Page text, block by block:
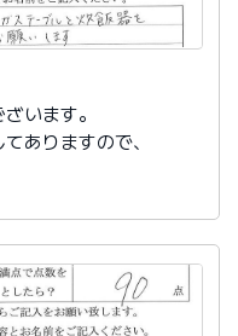
います。
ありますので、